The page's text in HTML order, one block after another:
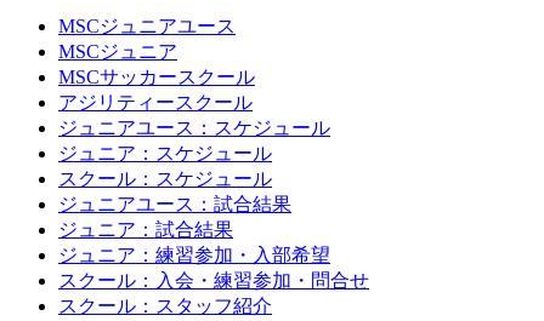
MSCジュニアユース
MSCジュニア
MSCサッカースクール
アジリティースクール
ジュニアユース：スケジュール
ジュニア：スケジュール
スクール：スケジュール
ジュニアユース：試合結果
ジュニア：試合結果
ジュニア：練習参加・入部希望
スクール：入会・練習参加・問合せ
スクール：スタッフ紹介